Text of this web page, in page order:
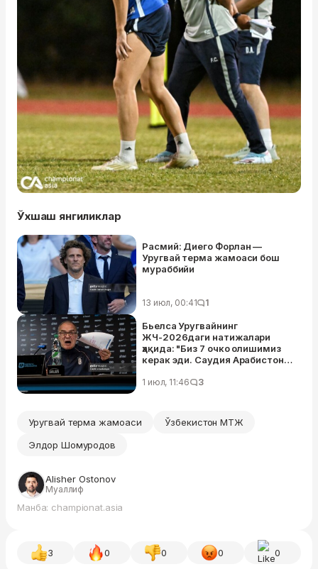
Ўхшаш янгиликлар
Расмий: Диего Форлан —
Уругвай терма жамоаси бош
мураббийи
13 июл, 00:41 1
Бьелса Уругвайнинг
ЖЧ-2026даги натижалари
ҳақида: "Биз 7 очко олишимиз
керак эди. Саудия Арабистони
1 июл, 11:46 3
Уругвай терма жамоаси
Ўзбекистон МТЖ
Элдор Шомуродов
Alisher Ostonov
Муаллиф
Манба: championat.asia
3 0 0 0 0